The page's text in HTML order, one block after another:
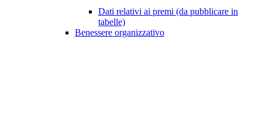
Dati relativi ai premi (da pubblicare in
tabelle)
Benessere organizzativo